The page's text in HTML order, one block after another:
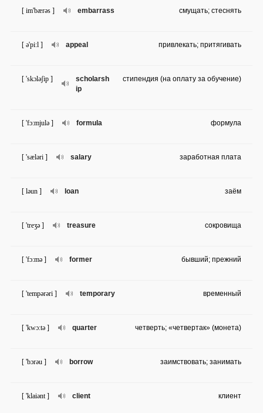
embarrass
[ im'bærəs ] смущать; стеснять
appeal
[ ə'pi:l ] привлекать; притягивать
scholarsh
ip
[ 'skɔləʃip ] стипендия (на оплату за обучение)
formula
[ 'fɔ:mjulə ] формула
salary
[ 'sæləri ] заработная плата
loan
[ ləun ] заём
treasure
[ 'treʒə ] сокровища
former
[ 'fɔ:mə ] бывший; прежний
temporary
[ 'tempərəri ] временный
quarter
[ 'kwɔ:tə ] четверть; «четвертак» (монета)
borrow
[ 'bɔrəu ] заимствовать; занимать
client
[ 'klaiənt ] клиент